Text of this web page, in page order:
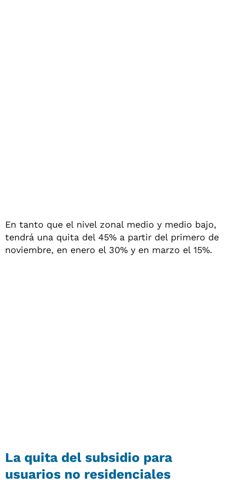
En tanto que el nivel zonal medio y medio bajo,
tendrá una quita del 45% a partir del primero de
noviembre, en enero el 30% y en marzo el 15%.
La quita del subsidio para
usuarios no residenciales